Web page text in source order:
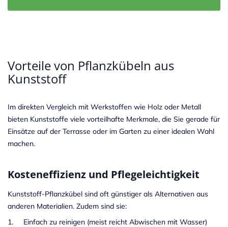
Vorteile von Pflanzkübeln aus
Kunststoff
Im direkten Vergleich mit Werkstoffen wie Holz oder Metall
bieten Kunststoffe viele vorteilhafte Merkmale, die Sie gerade für
Einsätze auf der Terrasse oder im Garten zu einer idealen Wahl
machen.
Kosteneffizienz und Pflegeleichtigkeit
Kunststoff-Pflanzkübel sind oft günstiger als Alternativen aus
anderen Materialien. Zudem sind sie:
1. Einfach zu reinigen (meist reicht Abwischen mit Wasser)